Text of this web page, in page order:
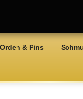
Orden & Pins